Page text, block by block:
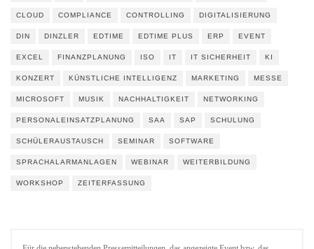
CLOUD COMPLIANCE CONTROLLING DIGITALISIERUNG
DIN DINZLER EDTIME EDTIME PLUS ERP EVENT
EXCEL FINANZPLANUNG ISO IT IT SICHERHEIT KI
KONZERT KÜNSTLICHE INTELLIGENZ MARKETING MESSE
MICROSOFT MUSIK NACHHALTIGKEIT NETWORKING
PERSONALEINSATZPLANUNG SAA SAP SCHULUNG
SCHÜLERAUSTAUSCH SEMINAR SOFTWARE
SPRACHALARMANLAGEN WEBINAR WEITERBILDUNG
WORKSHOP ZEITERFASSUNG